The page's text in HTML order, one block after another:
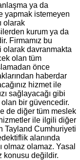
ya da
yapmak istemeyen
olarak
kurum ya da
Firmamız bu
olarak davranmakta
olan tüm
önce
haberdar
hizmet ile
sağlayacağı gibi
bir güvencedir.
de diğer tüm meslek
ile ilgili diğer
Tayland Cumhuriyeti
alanında
olmaz olamaz. Yasal
konusu değildir.